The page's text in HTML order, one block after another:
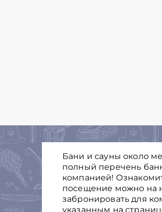
Бани и сауны около
полный перечень
компанией!
посещение можно на
забронировать для
указанным на